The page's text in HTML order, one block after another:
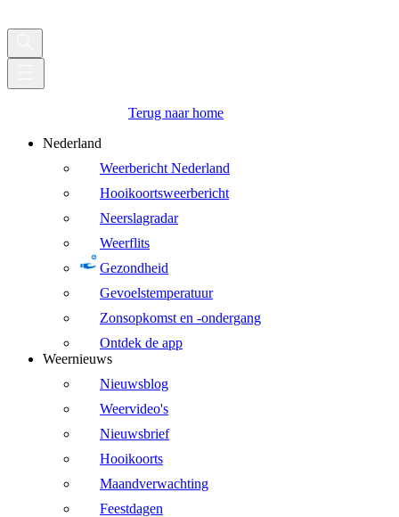
Terug naar home
Nederland
Weerbericht Nederland
Hooikoortsweerbericht
Neerslagradar
Weerflits
Gezondheid
Gevoelstemperatuur
Zonsopkomst en -ondergang
Ontdek de app
Weernieuws
Nieuwsblog
Weervideo's
Nieuwsbrief
Hooikoorts
Maandverwachting
Feestdagen